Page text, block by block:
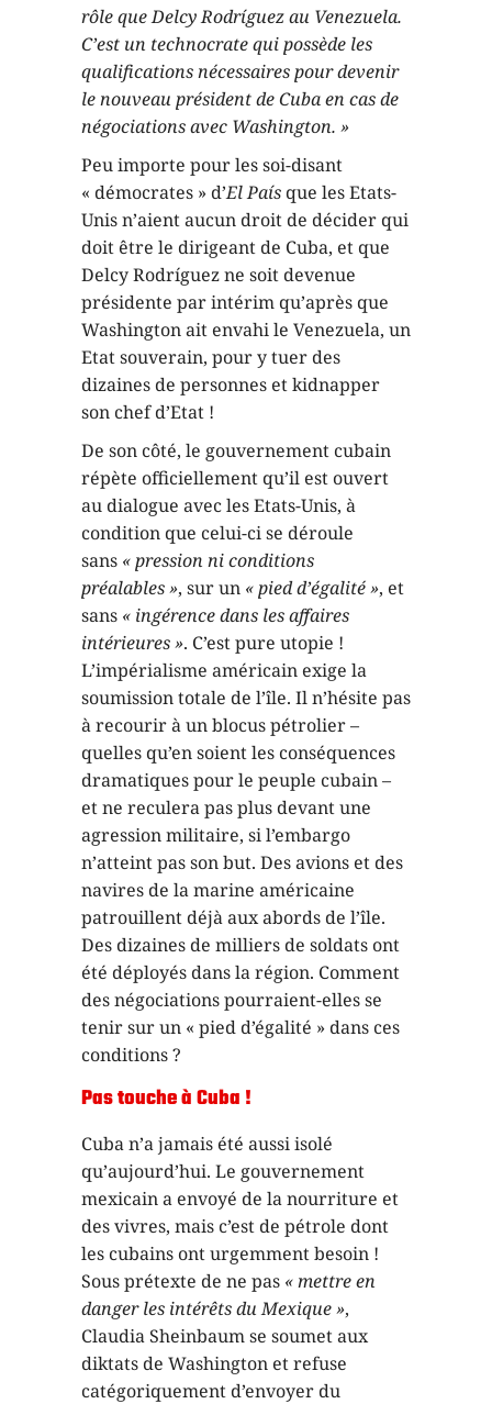
rôle que Delcy Rodríguez au Venezuela.
C’est un technocrate qui possède les
qualifications nécessaires pour devenir
le nouveau président de Cuba en cas de
négociations avec Washington. »
Peu importe pour les soi-disant
« démocrates » d’El Paísque les Etats-
Unis n’aient aucun droit de décider qui
doit être le dirigeant de Cuba, et que
Delcy Rodríguez ne soit devenue
présidente par intérim qu’après que
Washington ait envahi le Venezuela, un
Etat souverain, pour y tuer des
dizaines de personnes et kidnapper
son chef d’Etat !
De son côté, le gouvernement cubain
répète officiellement qu’il est ouvert
au dialogue avec les Etats-Unis, à
condition que celui-ci se déroule
sans « pression ni conditions
préalables », sur un « pied d’égalité », et
sans « ingérence dans les affaires
intérieures ». C’est pure utopie !
L’impérialisme américain exige la
soumission totale de l’île. Il n’hésite pas
à recourir à un blocus pétrolier –
quelles qu’en soient les conséquences
dramatiques pour le peuple cubain –
et ne reculera pas plus devant une
agression militaire, si l’embargo
n’atteint pas son but. Des avions et des
navires de la marine américaine
patrouillent déjà aux abords de l’île.
Des dizaines de milliers de soldats ont
été déployés dans la région. Comment
des négociations pourraient-elles se
tenir sur un « pied d’égalité » dans ces
conditions?
Pas touche à Cuba !
Cuba n’a jamais été aussi isolé
qu’aujourd’hui. Le gouvernement
mexicain a envoyé de la nourriture et
des vivres, mais c’est de pétrole dont
les cubains ont urgemment besoin !
Sous prétexte de ne pas « mettre en
danger les intérêts du Mexique »,
Claudia Sheinbaum se soumet aux
diktats de Washington et refuse
catégoriquement d’envoyer du